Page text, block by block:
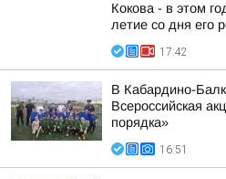
Кокова - в этом
летие со дня его
17:42
В Кабардино-
Всероссийская
порядка»
16:51